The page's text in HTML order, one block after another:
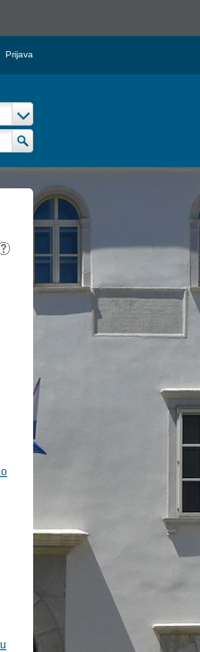
Prijava